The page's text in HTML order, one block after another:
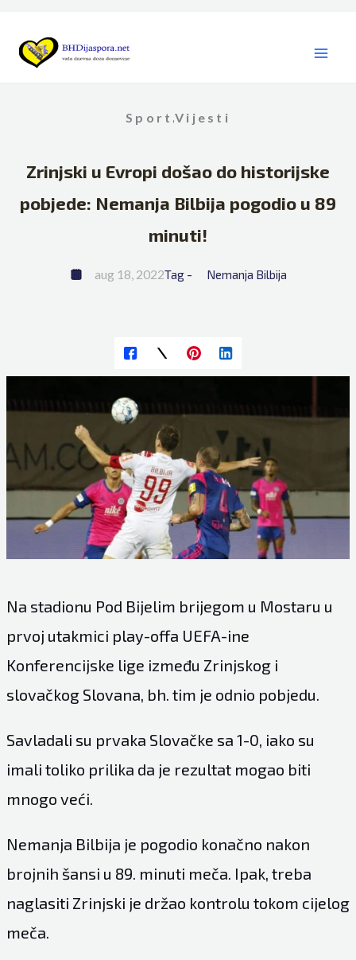
content
Sport ,Vijesti
Zrinjski u Evropi došao do historijske
pobjede: Nemanja Bilbija pogodio u 89
minuti!
aug 18, 2022Tag - Nemanja Bilbija
Na stadionu Pod Bijelim brijegom u Mostaru u
prvoj utakmici play-offa UEFA-ine
Konferencijske lige između Zrinjskog i
slovačkog Slovana, bh. tim je odnio pobjedu.
Savladali su prvaka Slovačke sa 1-0, iako su
imali toliko prilika da je rezultat mogao biti
mnogo veći.
Nemanja Bilbija je pogodio konačno nakon
brojnih šansi u 89. minuti meča. Ipak, treba
naglasiti Zrinjski je držao kontrolu tokom cijelog
meča.